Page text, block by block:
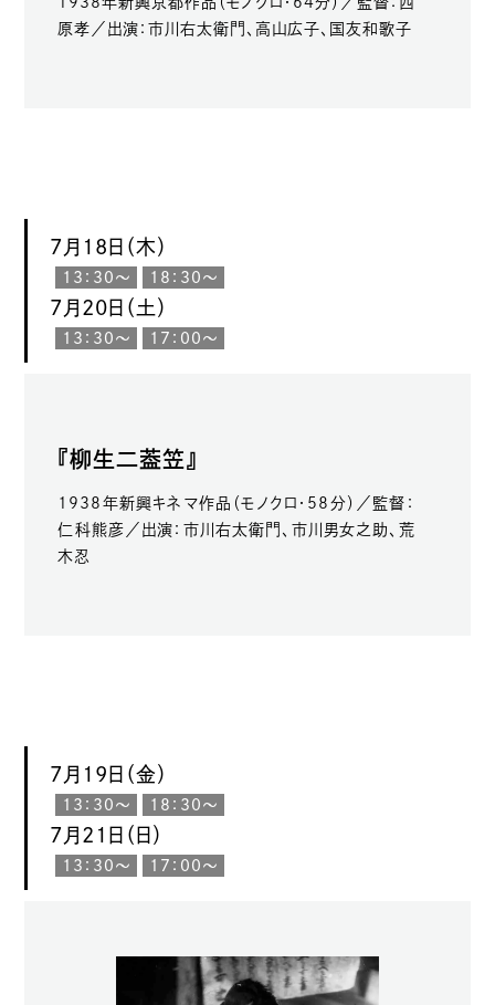
原孝／出演：市川右太衛門、高山広子、国友和歌子
7月18日（木）
13：30〜 18：30〜
7月20日（土）
13：30〜 17：00〜
『柳生二葢笠』
1938年新興キネマ作品（モノクロ・58分）／監督：
仁科熊彦／出演：市川右太衛門、市川男女之助、荒
木忍
7月19日（金）
13：30〜 18：30〜
7月21日（日）
13：30〜 17：00〜